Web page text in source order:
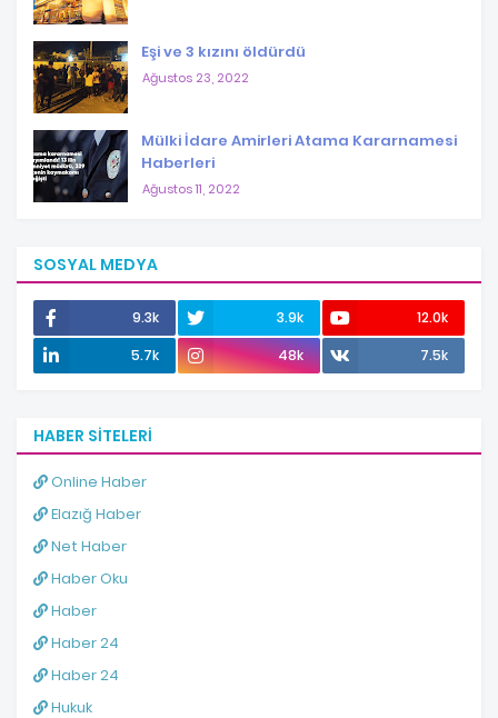
Eşi ve 3 kızını öldürdü
Ağustos 23, 2022
Mülki İdare Amirleri Atama Kararnamesi
Haberleri
Ağustos 11, 2022
SOSYAL MEDYA
9.3k 3.9k
12.0k
5.7k
48k 7.5k
HABER SITELERI
Online Haber
Elazığ Haber
Net Haber
Haber Oku
Haber
Haber 24
Haber 24
Hukuk